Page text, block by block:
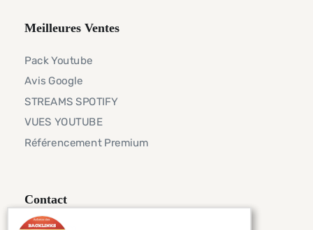
Meilleures Ventes
Pack Youtube
Avis Google
STREAMS SPOTIFY
VUES YOUTUBE
Référencement Premium
Contact